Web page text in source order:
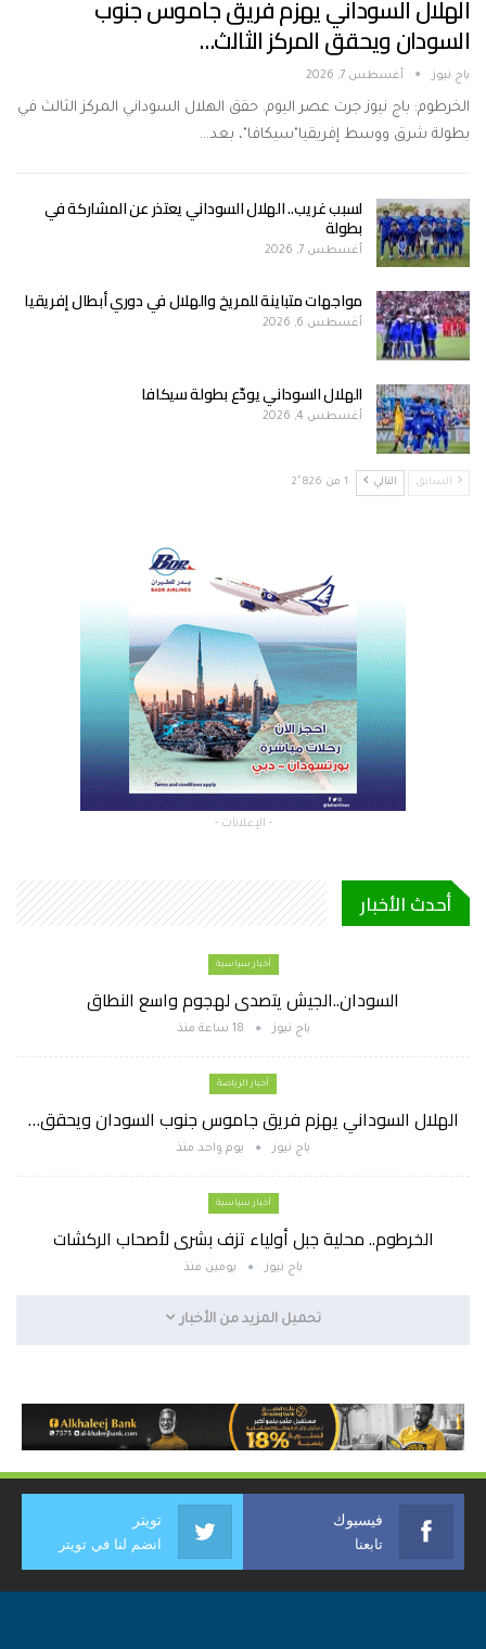
الهلال السوداني يهزم فريق جاموس جنوب
السودان ويحقق المركز الثالث…
باج نيوز أغسطس 7, 2026
الخرطوم: باج نيوز جرت عصر اليوم. حقق الهلال السوداني المركز الثالث في
بطولة شرق ووسط إفريقيا"سيكافا"، بعد…
لسبب غريب.. الهلال السوداني يعتذر عن المشاركة في
بطولة
أغسطس 7, 2026
مواجهات متباينة للمريخ والهلال في دوري أبطال إفريقيا
أغسطس 6, 2026
الهلال السوداني يودّع بطولة سيكافا
أغسطس 4, 2026
السابق التالي 1 من 2٬826
- الإعلانات -
أحدث الأخبار
أخبار سياسية
السودان..الجيش يتصدى لهجوم واسع النطاق
باج نيوز 18 ساعة منذ
أخبار الرياضة
الهلال السوداني يهزم فريق جاموس جنوب السودان ويحقق…
باج نيوز يوم واحد منذ
أخبار سياسية
الخرطوم.. محلية جبل أولياء تزف بشرى لأصحاب الركشات
باج نيوز يومين منذ
تحميل المزيد من الأخبار
فيسبوك
تابعنا
تويتر
انضم لنا في تويتر